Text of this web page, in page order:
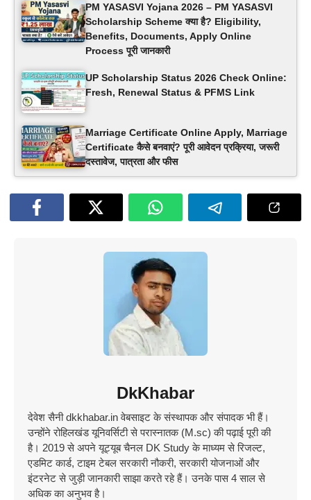
PM YASASVI Yojana 2026 – PM YASASVI
Scholarship Scheme क्या है? Eligibility,
Benefits, Documents, Apply Online
Process पूरी जानकारी
UP Scholarship Status 2026 Check Online:
Fresh, Renewal Status & PFMS Link
Marriage Certificate Online Apply, Marriage
Certificate कैसे बनवाएं? पूरी आवेदन प्रक्रिया, जरूरी
दस्तावेज, पात्रता और फीस
DkKhabar
देवेश सैनी dkkhabar.in वेबसाइट के संस्थापक और संपादक भी हैं।
उन्होंने रोहिलखंड यूनिवर्सिटी से परास्नातक (M.sc) की पढ़ाई पूरी की
है। 2019 से अपने यूट्यूब चैनल DK Study के माध्यम से रिजल्ट,
एडमिट कार्ड, टाइम टेबल सरकारी नौकरी, सरकारी योजनाओं और
इंटरनेट से जुड़ी जानकारी साझा करते रहे हैं। उनके पास 4 साल से
अधिक का अनुभव है।